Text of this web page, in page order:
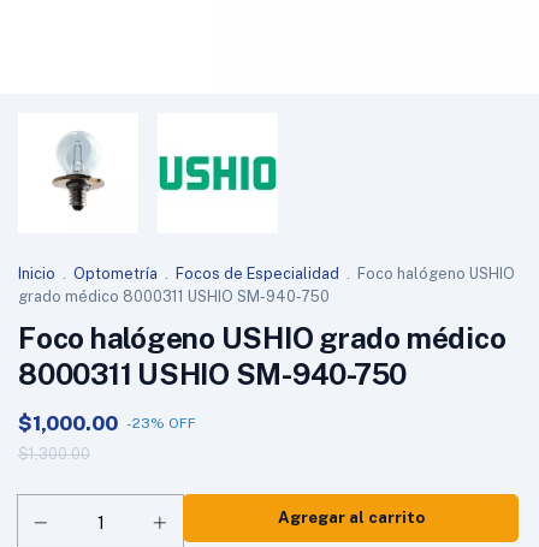
Inicio . Optometría . Focos de Especialidad . Foco halógeno USHIO
grado médico 8000311 USHIO SM-940-750
Foco halógeno USHIO grado médico
8000311 USHIO SM-940-750
$1,000.00 -23% OFF
$1,300.00